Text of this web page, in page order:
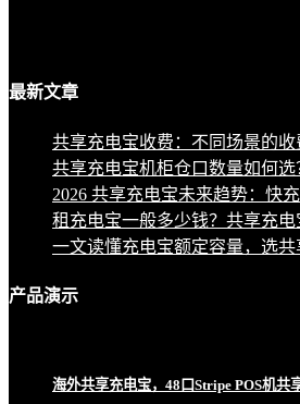
最新文章
共享充电宝收费：不同场景的收
共享充电宝机柜仓口数量如何
2026 共享充电宝未来趋势：快
租充电宝一般多少钱？共享充
一文读懂充电宝额定容量，选
产品演示
海外共享充电宝，48口Stripe POS机共